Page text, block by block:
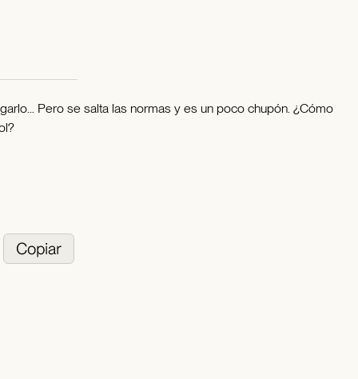
Pero se salta las normas y es un poco chupón. ¿Cómo